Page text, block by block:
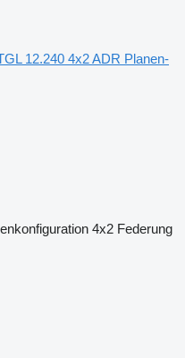
12.240 4x2 ADR Planen-
4x2 Federung